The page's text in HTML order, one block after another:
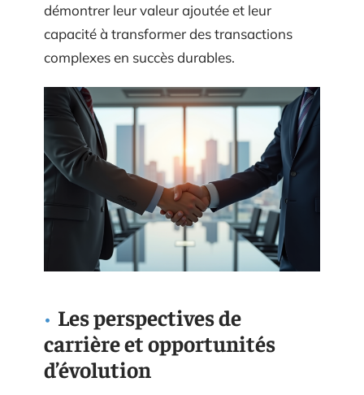
démontrer leur valeur ajoutée et leur
capacité à transformer des transactions
complexes en succès durables.
Les perspectives de
carrière et opportunités
d’évolution